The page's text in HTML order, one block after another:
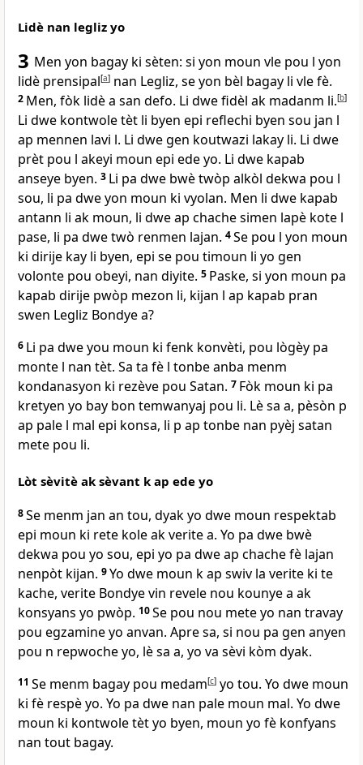
Lidè nan legliz yo
3 Men yon bagay ki sèten: si yon moun vle pou l yon
lidè prensipal[a] nan Legliz, se yon bèl bagay li vle fè.
2 Men, fòk lidè a san defo. Li dwe fidèl ak madanm li.[b]
Li dwe kontwole tèt li byen epi reflechi byen sou jan l
ap mennen lavi l. Li dwe gen koutwazi lakay li. Li dwe
prèt pou l akeyi moun epi ede yo. Li dwe kapab
anseye byen. 3 Li pa dwe bwè twòp alkòl dekwa pou l
sou, li pa dwe yon moun ki vyolan. Men li dwe kapab
antann li ak moun, li dwe ap chache simen lapè kote l
pase, li pa dwe twò renmen lajan. 4Se pou l yon moun
ki dirije kay li byen, epi se pou timoun li yo gen
volonte pou obeyi, nan diyite. 5 Paske, si yon moun pa
kapab dirije pwòp mezon li, kijan l ap kapab pran
swen Legliz Bondye a?
6 Li pa dwe you moun ki fenk konvèti, pou lògèy pa
monte l nan tèt. Sa ta fè l tonbe anba menm
kondanasyon ki rezève pou Satan. 7 Fòk moun ki pa
kretyen yo bay bon temwanyaj pou li. Lè sa a, pèsòn p
ap pale l mal epi konsa, li p ap tonbe nan pyèj satan
mete pou li.
Lòt sèvitè ak sèvant k ap ede yo
8Se menm jan an tou, dyak yo dwe moun respektab
epi moun ki rete kole ak verite a. Yo pa dwe bwè
dekwa pou yo sou, epi yo pa dwe ap chache fè lajan
nenpòt kijan. 9Yo dwe moun k ap swiv la verite ki te
kache, verite Bondye vin revele nou kounye a ak
konsyans yo pwòp. 10Se pou nou mete yo nan travay
pou egzamine yo anvan. Apre sa, si nou pa gen anyen
pou n repwoche yo, lè sa a, yo va sèvi kòm dyak.
11 Se menm bagay pou medam[c] yo tou. Yo dwe moun
ki fè respè yo. Yo pa dwe nan pale moun mal. Yo dwe
moun ki kontwole tèt yo byen, moun yo fè konfyans
nan tout bagay.